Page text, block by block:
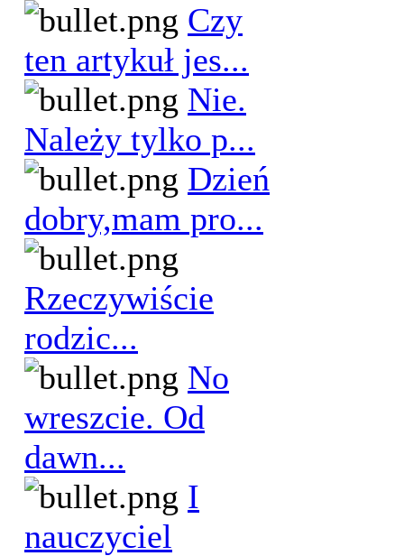
Czy
ten artykuł jes...
Nie.
Należy tylko p...
Dzień
dobry,mam pro...
Rzeczywiście
rodzic...
No
wreszcie. Od
dawn...
I
nauczyciel